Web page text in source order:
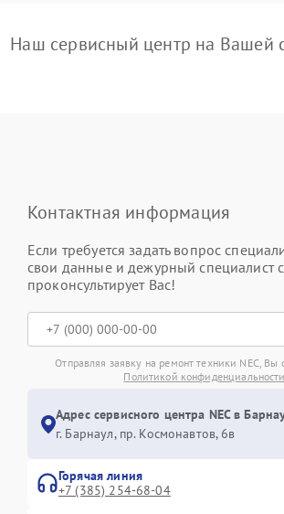
Наш сервисный центр на Вашей
Контактная информация
Если требуется задать вопрос
свои данные и дежурный специалист
проконсультирует Вас!
Отправляя заявку на ремонт техники NEC, Вы
Политикой конфиденциальности
Адрес сервисного центра NEC в
г. Барнаул, ​пр. Космонавтов, 6в
Горячая линия
+7 (385) 254-68-04